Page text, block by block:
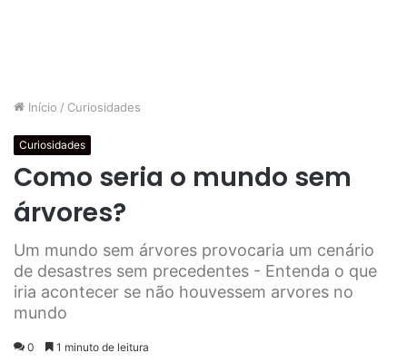
Início / Curiosidades
Curiosidades
Como seria o mundo sem
árvores?
Um mundo sem árvores provocaria um cenário
de desastres sem precedentes - Entenda o que
iria acontecer se não houvessem arvores no
mundo
0 1 minuto de leitura